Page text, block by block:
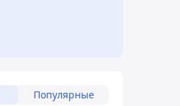
Популярные